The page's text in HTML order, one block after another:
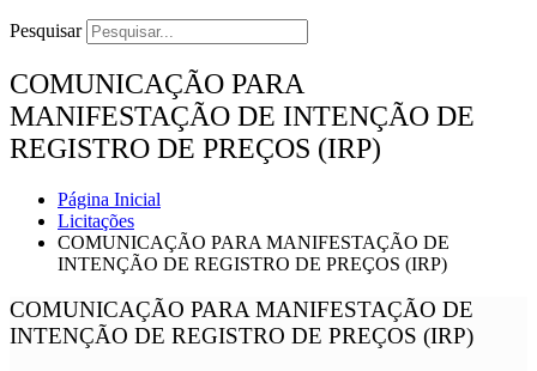
Pesquisar
COMUNICAÇÃO PARA
MANIFESTAÇÃO DE INTENÇÃO DE
REGISTRO DE PREÇOS (IRP)
Página Inicial
Licitações
COMUNICAÇÃO PARA MANIFESTAÇÃO DE
INTENÇÃO DE REGISTRO DE PREÇOS (IRP)
COMUNICAÇÃO PARA MANIFESTAÇÃO DE
INTENÇÃO DE REGISTRO DE PREÇOS (IRP)